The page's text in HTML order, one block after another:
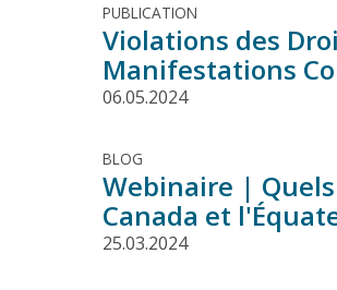
PUBLICATION
Violations des
Manifestations
06.05.2024
BLOG
Webinaire |
Canada et
25.03.2024